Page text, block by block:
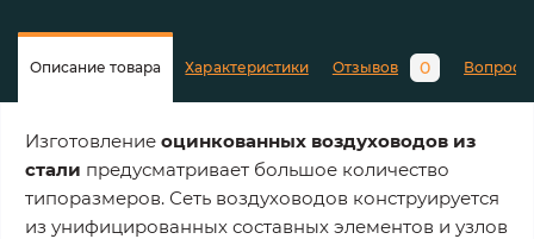
Описание товара Характеристики Отзывов 0 Вопросы
Изготовление оцинкованных воздуховодов из
стали предусматривает большое количество
типоразмеров. Сеть воздуховодов конструируется
из унифицированных составных элементов и узлов